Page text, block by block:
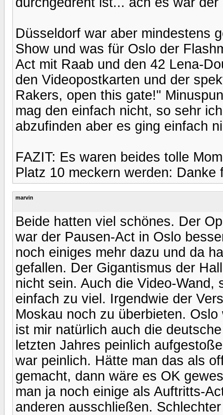
Düsseldorf war aber mindestens
Show und was für Oslo der
Act mit Raab und den 42 Lena-
den Videopostkarten und der
Rakers, open this gate!"
mag den einfach nicht, so sehr
abzufinden aber es ging einfach
FAZIT: Es waren beides tolle
Platz 10 meckern werden:
marvin
Beide hatten viel schönes. Der
war der Pausen-Act in Oslo
noch einiges mehr dazu und da
gefallen. Der Gigantismus der
nicht sein. Auch die Video-
einfach zu viel. Irgendwie der
Moskau noch zu überbieten.
ist mir natürlich auch die
letzten Jahres peinlich
war peinlich. Hätte man das als
gemacht, dann wäre es OK
man ja noch einige als Auftritts-
anderen ausschließen.